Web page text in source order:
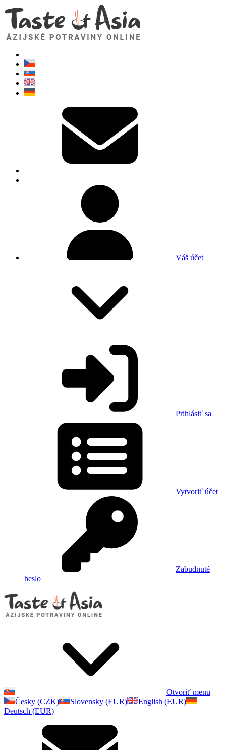
Váš účet
Prihlásiť sa
Vytvoriť účet
Zabudnuté
heslo
Otvoriť menu
Česky (CZK)
Slovensky (EUR)
English (EUR)
Deutsch (EUR)
TasteOfAsia.sk
Neváhajte sa opýtať. Som tu pre vás!